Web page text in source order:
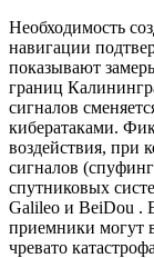
Необходимость
навигации
показывают
границ
сигналов
кибератаками.
воздействия, при
сигналов
спутниковых
Galileo и BeiDou .
приемники могут
чревато